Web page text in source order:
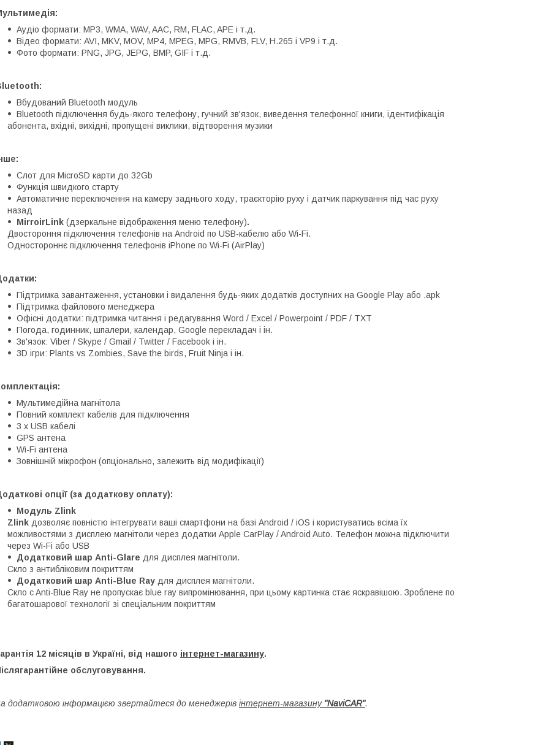
Аудіо формати: MP3, WMA, WAV, AAC, RM, FLAC, APE і т.д.
Відео формати: AVI, MKV, MOV, MP4, MPEG, MPG, RMVB, FLV, H.265 і VP9 і т.д.
Фото формати: PNG, JPG, JEPG, BMP, GIF і т.д.
Вбудований Bluetooth модуль
Bluetooth підключення будь-якого телефону, гучний зв'язок, виведення телефонної книги, ідентифікація
абонента, вхідні, вихідні, пропущені виклики, відтворення музики
Слот для MicroSD карти до 32Gb
Функція швидкого старту
Автоматичне переключення на камеру заднього ходу, траєкторію руху і датчик паркування під час руху
назад
MirroirLink (дзеркальне відображення меню телефону).
Двостороння підключення телефонів на Android по USB-кабелю або Wi-Fi.
Одностороннє підключення телефонів iPhone по Wi-Fi (AirPlay)
Підтримка завантаження, установки і видалення будь-яких додатків доступних на Google Play або .apk
Підтримка файлового менеджера
Офісні додатки: підтримка читання і редагування Word / Excel / Powerpoint / PDF / TXT
Погода, годинник, шпалери, календар, Google перекладач і ін.
Зв'язок: Viber / Skype / Gmail / Twitter / Facebook і ін.
3D ігри: Plants vs Zombies, Save the birds, Fruit Ninja і ін.
Мультимедійна магнітола
Повний комплект кабелів для підключення
3 x USB кабелі
GPS антена
Wi-Fi антена
Зовнішній мікрофон (опціонально, залежить від модифікації)
опції (за додаткову оплату):
Модуль Zlink
Zlink дозволяє повністю інтегрувати ваші смартфони на базі Android / iOS і користуватись всіма їх
можливостями з дисплею магнітоли через додатки Apple CarPlay / Android Auto. Телефон можна підключити
через Wi-Fi або USB
Додатковий шар Anti-Glare для дисплея магнітоли.
Скло з антибліковим покриттям
Додатковий шар Anti-Blue Ray для дисплея магнітоли.
Скло c Anti-Blue Ray не пропускає blue ray випромінювання, при цьому картинка стає яскравішою. Зроблене по
багатошарової технології зі спеціальним покриттям
12 місяців в Україні, від нашого інтернет-магазину.
обслуговування.
додатковою інформацією звертайтеся до менеджерів інтернет-магазину "NaviCAR".